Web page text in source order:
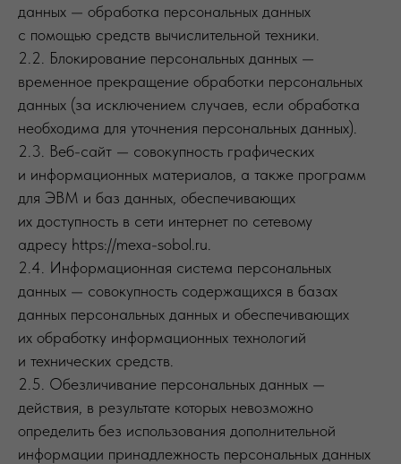
данных — обработка персональных данных
с помощью средств вычислительной техники.
2.2. Блокирование персональных данных —
временное прекращение обработки персональных
данных (за исключением случаев, если обработка
необходима для уточнения персональных данных).
2.3. Веб-сайт — совокупность графических
и информационных материалов, а также программ
для ЭВМ и баз данных, обеспечивающих
их доступность в сети интернет по сетевому
адресу https://mexa-sobol.ru.
2.4. Информационная система персональных
данных — совокупность содержащихся в базах
данных персональных данных и обеспечивающих
их обработку информационных технологий
и технических средств.
2.5. Обезличивание персональных данных —
действия, в результате которых невозможно
определить без использования дополнительной
информации принадлежность персональных данных